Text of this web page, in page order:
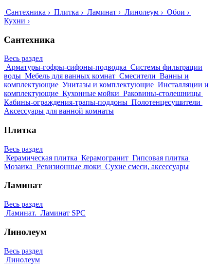
Сантехника › Плитка › Ламинат › Линолеум › Обои ›
Кухни ›
Сантехника
Весь раздел
Арматуры-гофры-сифоны-подводка Системы фильтрации
воды Мебель для ванных комнат Смесители Ванны и
комплектующие Унитазы и комплектующие Инсталляции и
комплектующие Кухонные мойки Раковины-столешницы
Кабины-ограждения-трапы-поддоны Полотенцесушители
Аксессуары для ванной комнаты
Плитка
Весь раздел
Керамическая плитка Керамогранит Гипсовая плитка
Мозаика Ревизионные люки Сухие смеси, аксессуары
Ламинат
Весь раздел
Ламинат. Ламинат SPC
Линолеум
Весь раздел
Линолеум